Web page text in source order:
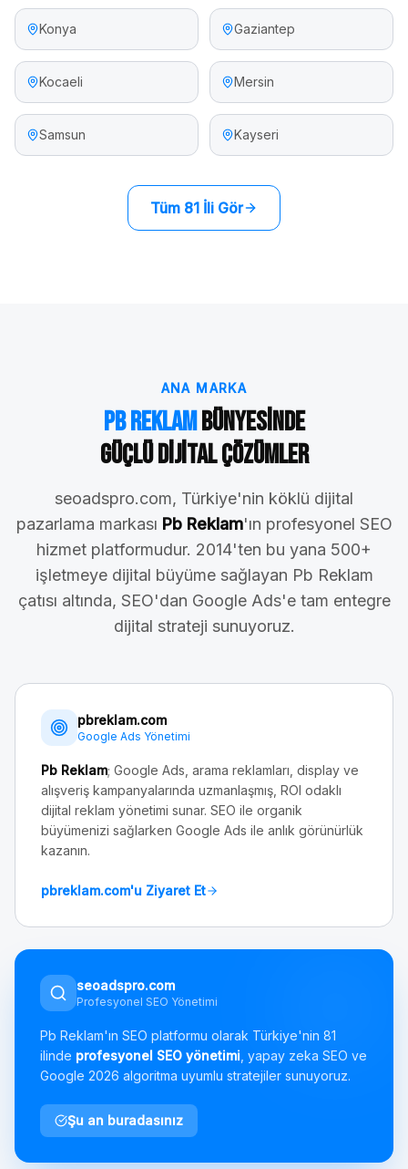
Konya Gaziantep
Kocaeli Mersin
Samsun Kayseri
Tüm 81 İli Gör
ANA MARKA
Pb ReklamBünyesinde
Güçlü Dijital Çözümler
seoadspro.com, Türkiye'nin köklü dijital
pazarlama markası Pb Reklam'ın profesyonel SEO
hizmet platformudur. 2014'ten bu yana 500+
işletmeye dijital büyüme sağlayan Pb Reklam
çatısı altında, SEO'dan Google Ads'e tam entegre
dijital strateji sunuyoruz.
pbreklam.com
Google Ads Yönetimi
Pb Reklam; Google Ads, arama reklamları, display ve
alışveriş kampanyalarında uzmanlaşmış, ROI odaklı
dijital reklam yönetimi sunar. SEO ile organik
büyümenizi sağlarken Google Ads ile anlık görünürlük
kazanın.
pbreklam.com'u Ziyaret Et
seoadspro.com
Profesyonel SEO Yönetimi
Pb Reklam'ın SEO platformu olarak Türkiye'nin 81
ilinde profesyonel SEO yönetimi , yapay zeka SEO ve
Google 2026 algoritma uyumlu stratejiler sunuyoruz.
Şu an buradasınız